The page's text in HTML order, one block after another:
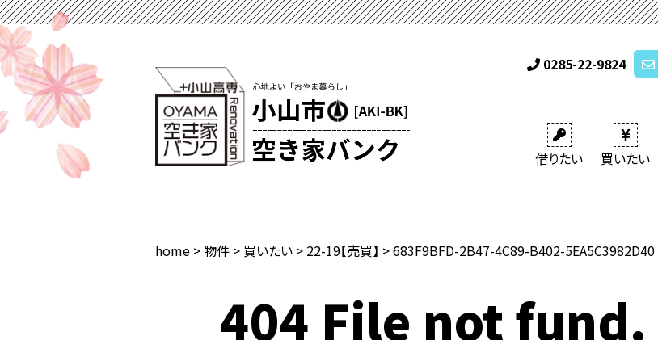
0285-22-9824
借りたい 買いたい
home > 物件 > 買いたい > 22-19【売買】 >683F9BFD-2B47-4C89-B402-5EA5C3982D40
404 File not fund.